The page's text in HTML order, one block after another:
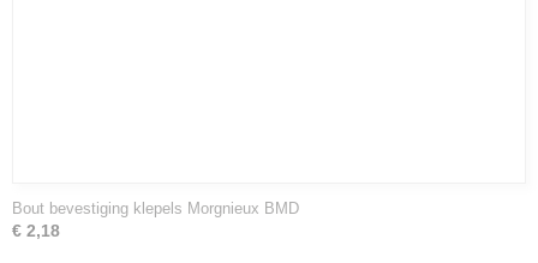
Bout bevestiging klepels Morgnieux BMD
€ 2,18